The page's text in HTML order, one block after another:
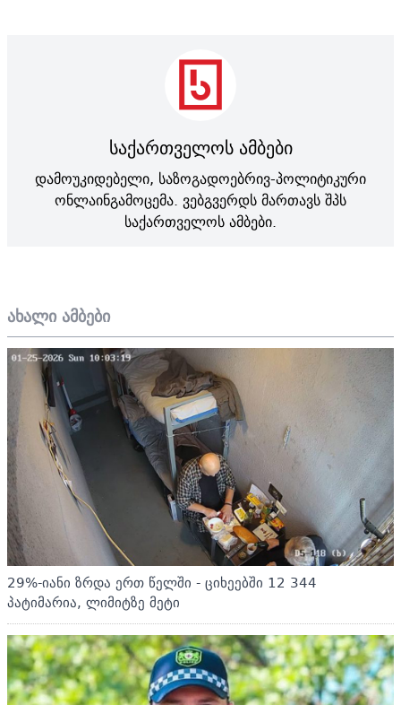
ახალი ამბები
29%-იანი ზრდა ერთ წელში - ციხეებში 12 344
პატიმარია, ლიმიტზე მეტი
საქართველოს ამბები
დამოუკიდებელი, საზოგადოებრივ-პოლიტიკური
ონლაინგამოცემა. ვებგვერდს მართავს შპს
საქართველოს ამბები.